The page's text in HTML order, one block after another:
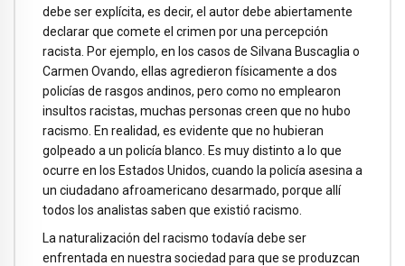
debe ser explícita, es decir, el autor debe abiertamente
declarar que comete el crimen por una percepción
racista. Por ejemplo, en los casos de Silvana Buscaglia o
Carmen Ovando, ellas agredieron físicamente a dos
policías de rasgos andinos, pero como no emplearon
insultos racistas, muchas personas creen que no hubo
racismo. En realidad, es evidente que no hubieran
golpeado a un policía blanco. Es muy distinto a lo que
ocurre en los Estados Unidos, cuando la policía asesina a
un ciudadano afroamericano desarmado, porque allí
todos los analistas saben que existió racismo.
La naturalización del racismo todavía debe ser
enfrentada en nuestra sociedad para que se produzcan